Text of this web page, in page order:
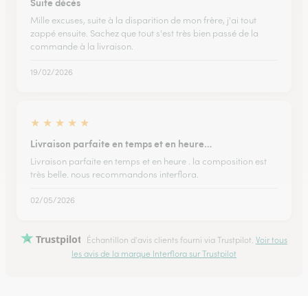
Mille excuses, suite à la disparition de mon frère, j'ai tout
zappé ensuite. Sachez que tout s'est très bien passé de la
commande à la livraison.
19/02/2026
★ ★ ★ ★ ★
Livraison parfaite en temps et en heure…
Livraison parfaite en temps et en heure . la composition est
très belle. nous recommandons interflora.
02/05/2026
Trustpilot Échantillon d'avis clients fourni via Trustpilot. Voir tous
les avis de la marque Interflora sur Trustpilot